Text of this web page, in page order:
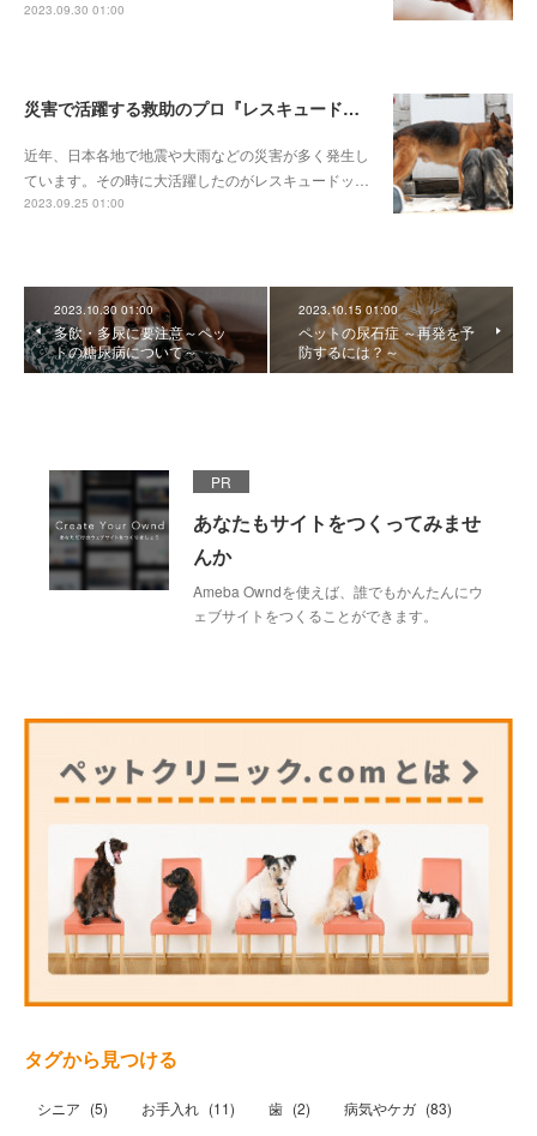
2023.09.30 01:00
災害で活躍する救助のプロ『レスキュードッグ』とは
近年、日本各地で地震や大雨などの災害が多く発生し
ています。その時に大活躍したのがレスキュードッ…
2023.09.25 01:00
2023.10.30 01:00
多飲・多尿に要注意～ペッ
トの糖尿病について～
2023.10.15 01:00
ペットの尿石症 ～再発を予
防するには？～
PR
あなたもサイトをつくってみませ
んか
Ameba Owndを使えば、誰でもかんたんにウ
ェブサイトをつくることができます。
タグから見つける
シニア (5) お手入れ (11) 歯 (2) 病気やケガ (83)